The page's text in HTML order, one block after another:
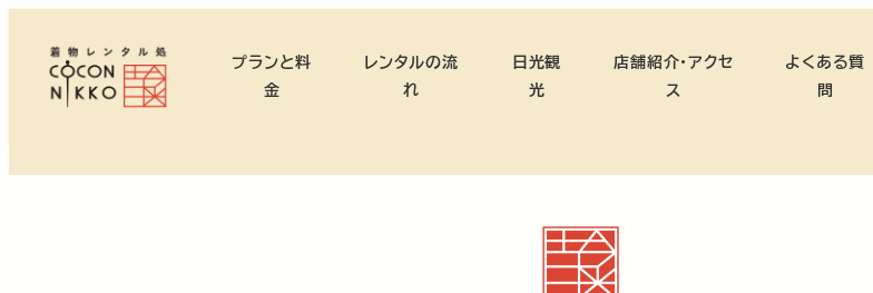
テ
プランと料
金
レンタルの流
れ
日光観
光
店舗紹介・アクセ
ス
よくある質
問